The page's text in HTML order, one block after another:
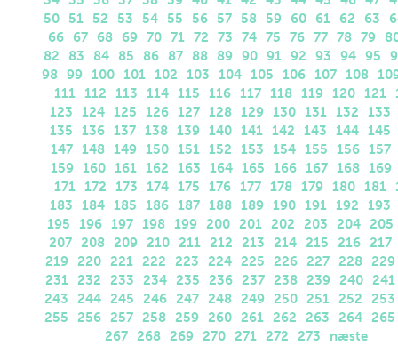
50
51 52 53 54 55 56 57 58 59 60 61 62 63
66
67 68 69 70 71 72 73 74 75 76 77 78 79
82
83 84 85 86 87 88 89 90 91 92 93 94 95
98 99 100 101 102 103 104 105 106 107 108
111 112 113 114 115 116 117 118 119 120 121
123
124 125 126 127 128 129 130 131 132
133
135
136 137 138 139 140 141 142 143 144 145
147 148 149 150 151 152 153 154 155 156 157
159 160 161 162 163 164 165 166 167 168 169
171 172 173 174 175 176 177 178 179 180 181
183
184 185 186 187 188 189 190 191 192
193
195
196 197 198 199 200 201 202 203 204 205
207 208 209 210 211 212 213 214 215 216 217
219 220 221 222 223 224 225 226 227 228 229
231 232 233 234 235 236 237 238 239 240 241
243
244 245 246 247 248 249 250 251 252
253
255
256 257 258 259 260 261 262 263 264 265
267 268 269 270 271 272 273 næste